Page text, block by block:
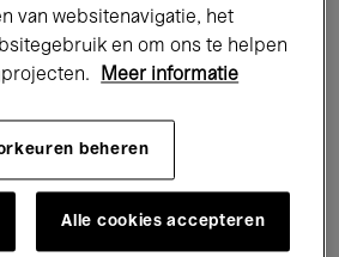
Lezingen & Debatten
Muziek Global Music
Kids’ Palace
van websitenavigatie, het
en om ons te helpen
Meer informatie
beheren
Alle cookies accepteren